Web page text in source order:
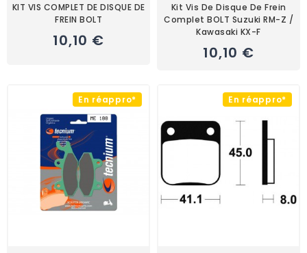
KIT VIS COMPLET DE DISQUE DE
FREIN BOLT
10,10 €
Kit Vis De Disque De Frein
Complet BOLT Suzuki RM-Z /
Kawasaki KX-F
10,10 €
En réappro* En réappro*